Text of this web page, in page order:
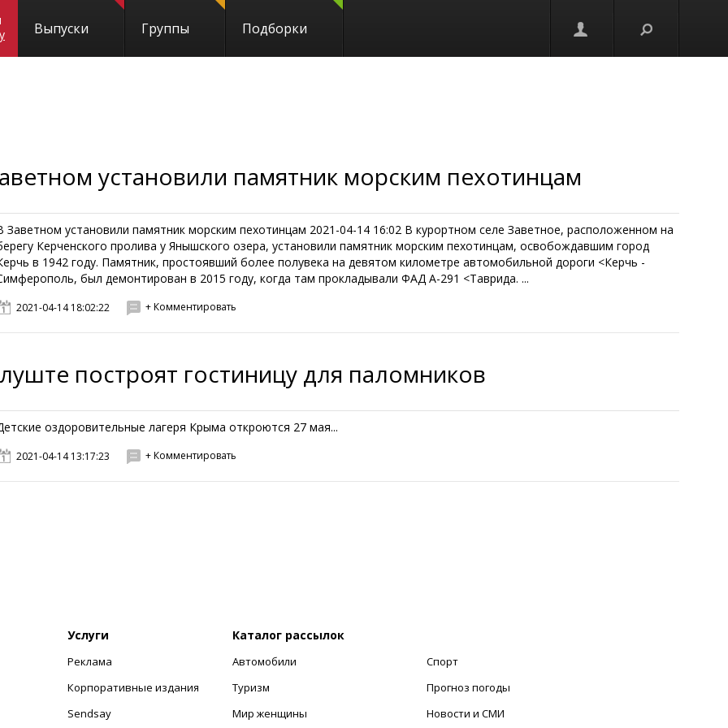
Выпуски Группы Подборки
установили памятник морским пехотинцам
Заветном установили памятник морским пехотинцам 2021-04-14 16:02 В курортном селе Заветное, расположенном на
Керченского пролива у Янышского озера, установили памятник морским пехотинцам, освобождавшим город
в 1942 году. Памятник, простоявший более полувека на девятом километре автомобильной дороги <Керчь -
был демонтирован в 2015 году, когда там прокладывали ФАД А-291 <Таврида. ...
2021-04-14 18:02:22 + Комментировать
построят гостиницу для паломников
оздоровительные лагеря Крыма откроются 27 мая...
2021-04-14 13:17:23 + Комментировать
Услуги
Реклама
Корпоративные издания
Sendsay
Каталог рассылок
Автомобили
Туризм
Мир женщины
Спорт
Прогноз погоды
Новости и СМИ